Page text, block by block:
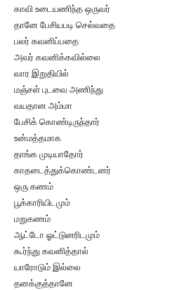
காவி உடையணிந்த ஒருவர்
தானே பேசியபடி செல்வதை
பலர் கவனிப்பதை
அவர் கவனிக்கவில்லை
வார இறுதியில்
மஞ்சள் புடவை அணிந்து
வயதான அம்மா
பேசிக் கொண்டிருந்தார்
உன்மத்தமாக
தாங்க முடியாதோர்
காதடைத்துக்கொண்டனர்
ஒரு கணம்
பூக்காரியிடமும்
மறுகணம்
ஆட்டோ ஓட்டுனரிடமும்
கூர்ந்து கவனித்தால்
யாரோடும் இல்லை
தனக்குத்தானே